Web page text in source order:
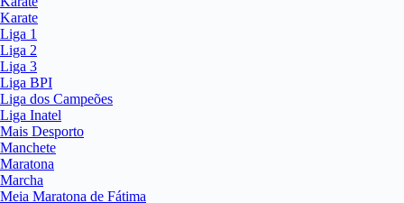
Karate
Liga 1
Liga 2
Liga 3
Liga BPI
Liga dos Campeões
Liga Inatel
Mais Desporto
Manchete
Maratona
Marcha
Meia Maratona de Fátima